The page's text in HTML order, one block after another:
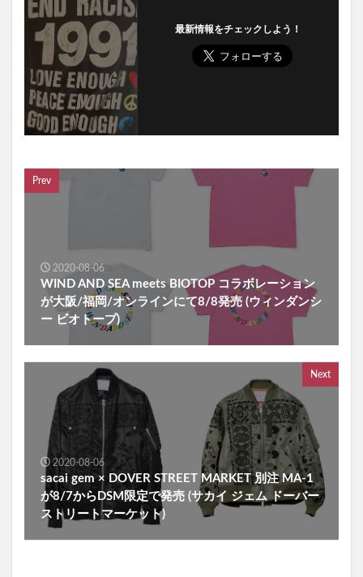
最新情報をチェックしよう！
Prev
2020-08-06
WIND AND SEA meets BIOTOP コラボレーション
が大阪/福岡/オンラインにて8/8発売 (ウィンダンシ
ー ビオトープ)
Next
2020-08-06
sacai gem × DOVER STREET MARKET 別注 MA-1
が8/7からDSM限定で発売 (サカイ ジェム ドーバー
ストリートマーケット)